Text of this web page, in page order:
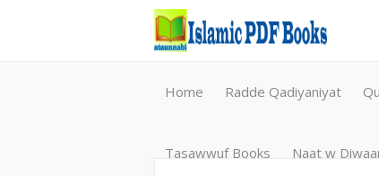
Home Radde Qadiyaniyat
Tasawwuf Books Naat w